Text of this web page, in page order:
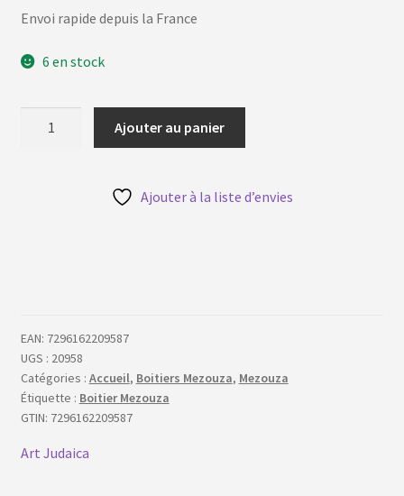
Envoi rapide depuis la France
6 en stock
Ajouter au panier
Ajouter à la liste d’envies
EAN: 7296162209587
UGS : 20958
Catégories : Accueil, Boitiers Mezouza, Mezouza
Étiquette : Boitier Mezouza
GTIN: 7296162209587
Art Judaica